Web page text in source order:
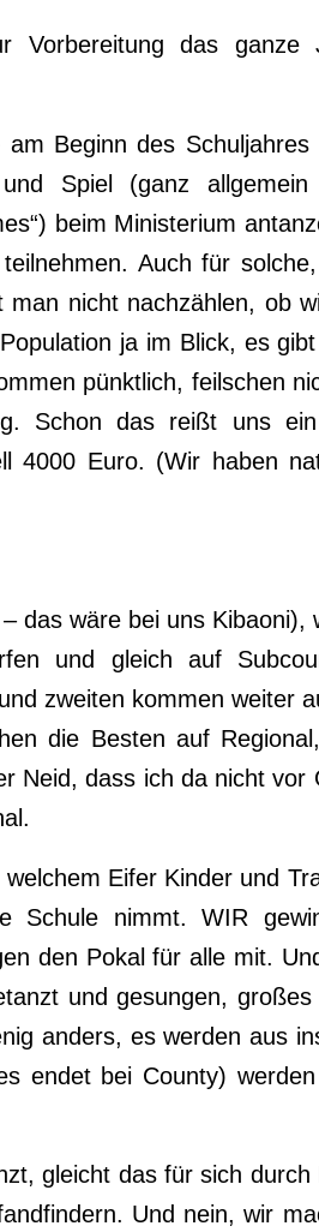
Vorbereitung das ganze
Beginn des Schuljahres
Spiel (ganz
beim Ministerium
Auch für
man nicht nachzählen, ob
ja im Blick, es
pünktlich, feilschen
Schon das reißt uns
4000 Euro. (Wir haben
das wäre bei uns Kibaoni),
und gleich auf
zweiten kommen weiter
die Besten auf
Neid, dass ich da nicht vor
Eifer Kinder und
Schule nimmt. WIR
den Pokal für alle mit.
und gesungen, großes
anders, es werden aus
endet bei County)
gleicht das für sich durch
Und nein, wir